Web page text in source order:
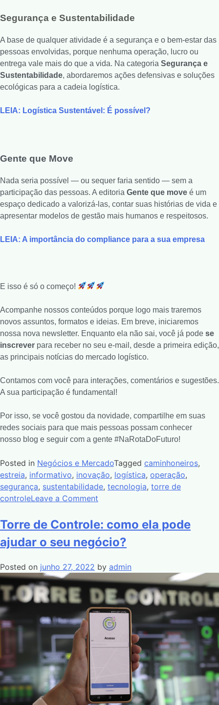
Segurança e Sustentabilidade
A base de qualquer atividade é a segurança e o bem-estar das
pessoas envolvidas, porque nenhuma operação, lucro ou
entrega vale mais do que a vida. Na categoria Segurança e
Sustentabilidade, abordaremos ações defensivas e soluções
ecológicas para a cadeia logística.
LEIA: Logística Sustentável: É possível?
Gente que Move
Nada seria possível — ou sequer faria sentido — sem a
participação das pessoas. A editoria Gente que move é um
espaço dedicado a valorizá-las, contar suas histórias de vida e
apresentar modelos de gestão mais humanos e respeitosos.
LEIA: A importância do compliance para a sua empresa
E isso é só o começo!
Acompanhe nossos conteúdos porque logo mais traremos
novos assuntos, formatos e ideias. Em breve, iniciaremos
nossa nova newsletter. Enquanto ela não sai, você já pode se
inscrever para receber no seu e-mail, desde a primeira edição,
as principais notícias do mercado logístico.
Contamos com você para interações, comentários e sugestões.
A sua participação é fundamental!
Por isso, se você gostou da novidade, compartilhe em suas
redes sociais para que mais pessoas possam conhecer
nosso blog e seguir com a gente #NaRotaDoFuturo!
Posted in Negócios e MercadoTagged caminhoneiros,
estreia, informativo, inovação, logística, operação,
segurança, sustentabilidade, tecnologia, torre de
controleLeave a Comment
Torre de Controle: como ela pode
ajudar o seu negócio?
Posted on junho 27, 2022 by admin